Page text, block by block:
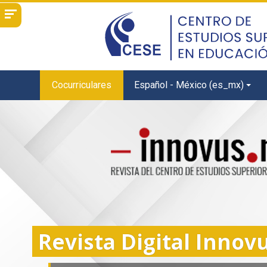
Cocurriculares Español - México ‎(es_mx)‎
Revista Digital